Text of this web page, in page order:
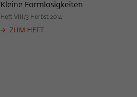
Kleine Formlosigkeiten
Heft VIII/3 Herbst 2014
ZUM HEFT